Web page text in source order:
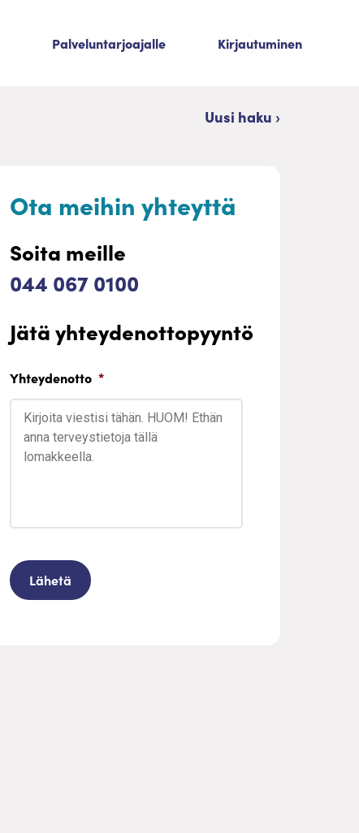
Palveluntarjoajalle Kirjautuminen
Uusi haku ›
Ota meihin yhteyttä
Soita meille
044 067 0100
Jätä yhteydenottopyyntö
Yhteydenotto *